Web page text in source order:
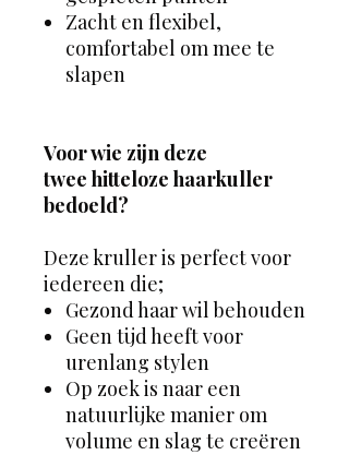
Zacht en flexibel,
comfortabel om mee te
slapen
Voor wie zijn deze
twee hitteloze haarkuller
bedoeld?
Deze kruller is perfect voor
iedereen die;
Gezond haar wil behouden
Geen tijd heeft voor
urenlang stylen
Op zoek is naar een
natuurlijke manier om
volume en slag te creëren